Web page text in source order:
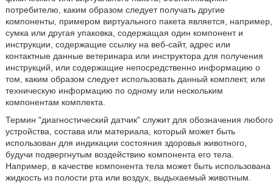
потребителю, каким образом следует получать другие
компоненты, примером виртуального пакета является, например,
сумка или другая упаковка, содержащая один компонент и
инструкции, содержащие ссылку на веб-сайт, адрес или
контактные данные ветеринара или инструктора для получения
инструкций, или содержащие непосредственно информацию о
том, каким образом следует использовать данный комплект, или
техническую информацию по одному или нескольким
компонентам комплекта.
Термин "диагностический датчик" служит для обозначения любого
устройства, состава или материала, который может быть
использован для индикации состояния здоровья животного,
будучи подвергнутым воздействию компонента его тела.
Например, в качестве компонента тела может быть использована
жидкость из полости рта или воздух, выдыхаемый животным.